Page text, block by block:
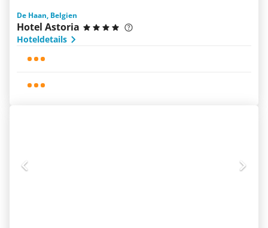
De Haan, Belgien
Hotel Astoria
Hoteldetails